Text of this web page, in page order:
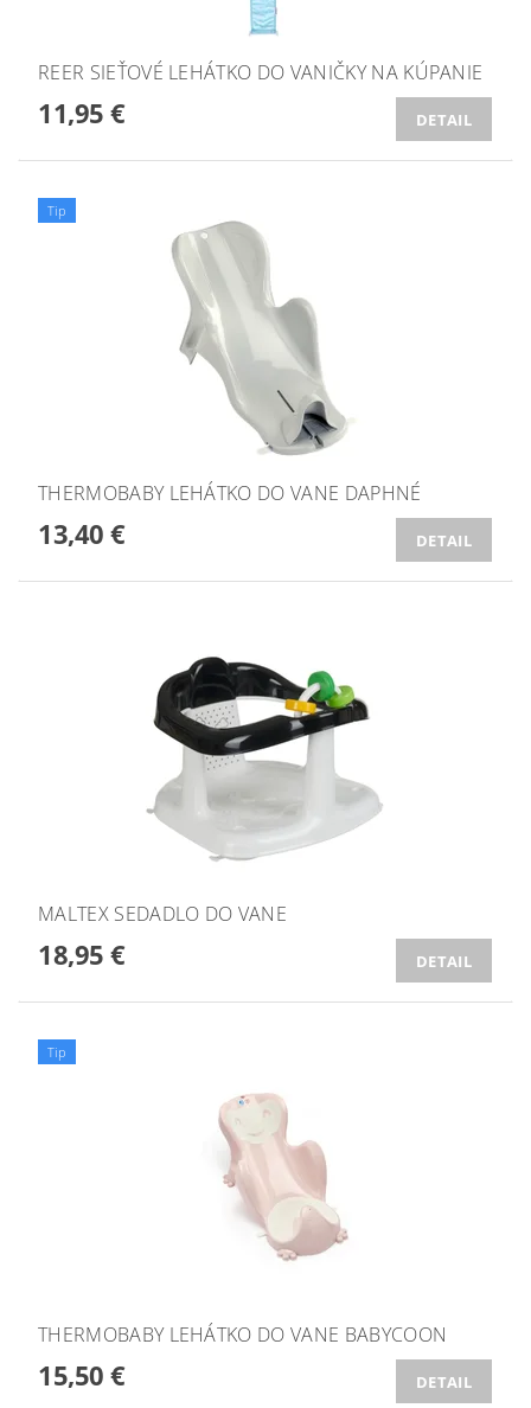
REER SIEŤOVÉ LEHÁTKO DO VANIČKY NA KÚPANIE
11,95 € DETAIL
Tip
THERMOBABY LEHÁTKO DO VANE DAPHNÉ
13,40 € DETAIL
MALTEX SEDADLO DO VANE
18,95 € DETAIL
Tip
THERMOBABY LEHÁTKO DO VANE BABYCOON
15,50 € DETAIL